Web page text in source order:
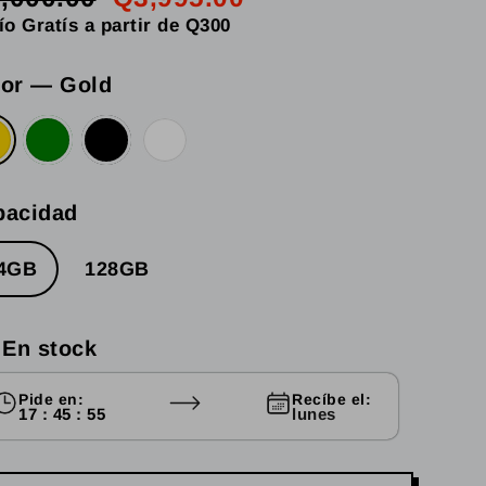
Gratís a partir de Q300
— Gold
128GB
En stock
Pide en:
17 : 45 : 53
Recíbe el:
lunes